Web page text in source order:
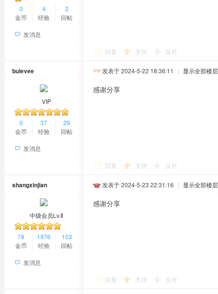
0
金币
4
经验
2
回帖
发消息
回复 支持 反对
bulevee
VIP
0
金币
37
经验
29
回帖
发消息
发表于 2024-5-22 18:36:11 | 显示全部楼层
感谢分享
回复 支持 反对
shangxinjian
中级会员Lv.Ⅱ
78
金币
1976
经验
103
回帖
发消息
发表于 2024-5-23 22:31:16 | 显示全部楼层
感谢分享
回复 支持 反对